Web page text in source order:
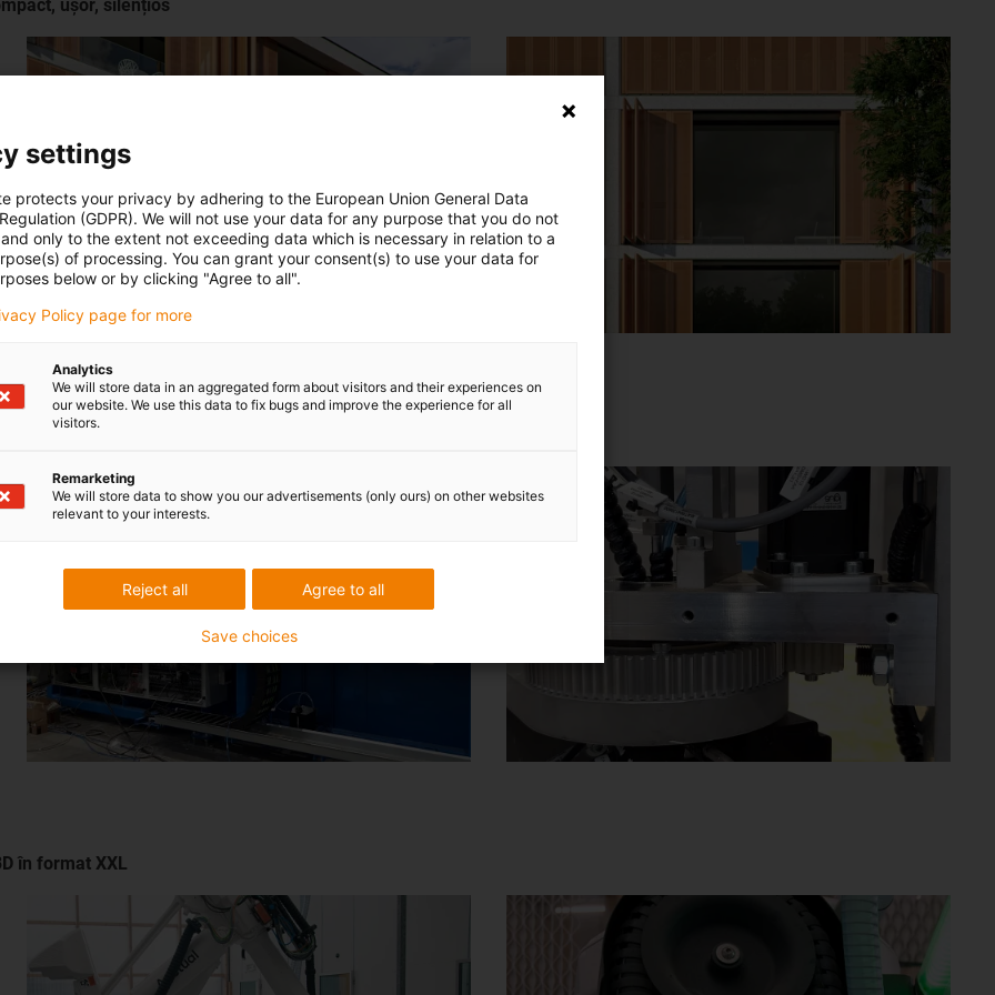
ușor, silențios
producția automată de pereți termici
în format XXL
settings
protects your privacy by adhering to the European Union General Data
(GDPR). We will not use your data for any purpose that you do not
only to the extent not exceeding data which is necessary in relation to a
of processing. You can grant your consent(s) to use your data for
below or by clicking "Agree to all".
Policy page for more
Analytics
We will store data in an aggregated form about visitors and their experiences on
our website. We use this data to fix bugs and improve the experience for all
visitors.
Remarketing
We will store data to show you our advertisements (only ours) on other websites
relevant to your interests.
Agree to all
Reject all
Save choices